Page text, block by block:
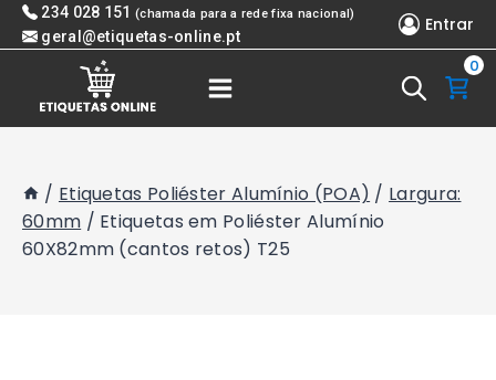
Skip 234 028 151 (chamada para a rede fixa nacional)
geral@etiquetas-online.pt
Entrar
0
/ Etiquetas Poliéster Alumínio (POA) / Largura:
60mm / Etiquetas em Poliéster Alumínio
60X82mm (cantos retos) T25